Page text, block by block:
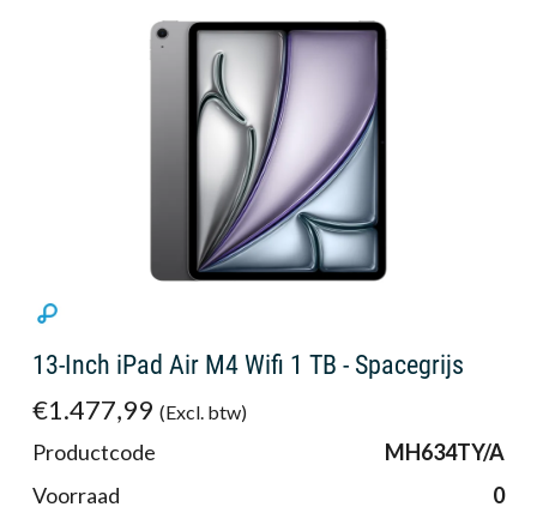
13-Inch iPad Air M4 Wifi 1 TB - Spacegrijs
€1.477,99 (Excl. btw)
Productcode
MH634TY/A
Voorraad
0